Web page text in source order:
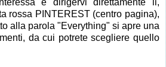
rossa PINTEREST (centro pagina),
alla parola "Everything" si apre una
da cui potrete scegliere quello